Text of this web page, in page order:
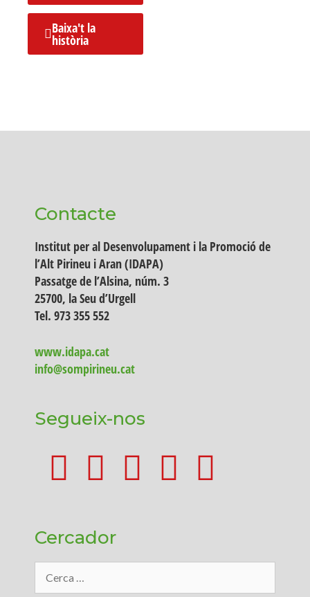
Baixa't la
història
Contacte
Institut per al Desenvolupament i la Promoció de
l’Alt Pirineu i Aran (IDAPA)
Passatge de l’Alsina, núm. 3
25700, la Seu d’Urgell
Tel. 973 355 552
www.idapa.cat
info@sompirineu.cat
Segueix-nos
Cercador